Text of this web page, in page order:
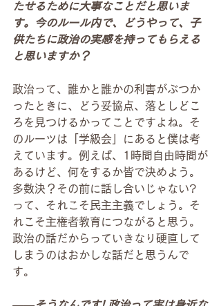
たせるために大事なことだと思いま
す。今のルール内で、どうやって、子
供たちに政治の実感を持ってもらえる
と思いますか？
政治って、誰かと誰かの利害がぶつか
ったときに、どう妥協点、落としどこ
ろを見つけるかってことですよね。そ
のルーツは「学級会」にあると僕は考
えています。例えば、1時間自由時間が
あるけど、何をするか皆で決めよう。
多数決？その前に話し合いじゃない?
って、それこそ民主主義でしょう。そ
れこそ主権者教育につながると思う。
政治の話だからっていきなり硬直して
しまうのはおかしな話だと思うんで
す。